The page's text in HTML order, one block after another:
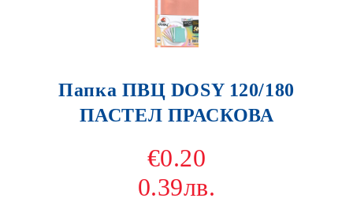
Папка ПВЦ DOSY 120/180
ПАСТЕЛ ПРАСКОВА
€0.20
0.39лв.